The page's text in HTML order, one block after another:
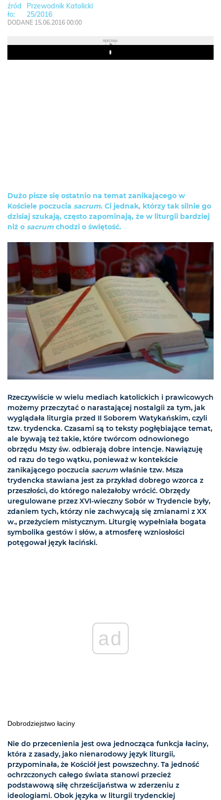
Przewodnik Katolicki
25/2016
DODANE 15.06.2016 00:00
REKLAMA
Play
Dużo pisze się ostatnio na temat zanikającego w
Kościele poczucia sacrum. Ci jednak, którzy tak silnie go
dzisiaj szukają, często zapominają, że w liturgii bardziej
niż o sacrum chodzi o świętość.
Rzeczywiście w wielu mediach katolickich i prawicowych
możemy przeczytać o narastającej nostalgii za tym, jak
wyglądała liturgia przed II Soborem Watykańskim, czyli
tzw. trydencka. Czasami są to teksty pogłębiające temat,
ale bywają też takie, które twórcom odnowionego
obrzędu Mszy św. odbierają dobre intencje. Nawiązuję
od razu do tego wątku, ponieważ w kontekście
zanikającego poczucia sacrum właśnie tzw. Msza
trydencka stawiana jest za przykład dobrego wzorca z
przeszłości, do którego należałoby wrócić. Obrzędy
uregulowane przez XVI-wieczny Sobór w Trydencie były,
zdaniem tych, którzy nie zachwycają się zmianami z XX
w., przeżyciem mistycznym. Liturgię wypełniała bogata
symbolika gestów i słów, a atmosferę wzniosłości
potęgował język łaciński.
ad
Dobrodziejstwo łaciny
Nie do przecenienia jest owa jednocząca funkcja łaciny,
która z zasady, jako nienarodowy język liturgii,
przypominała, że Kościół jest powszechny. Ta jedność
ochrzczonych całego świata stanowi przecież
podstawową siłę chrześcijaństwa w zderzeniu z
ideologiami. Obok języka w liturgii trydenckiej